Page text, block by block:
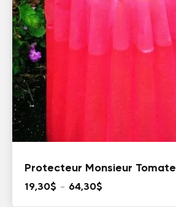
Protecteur Monsieur Tomate
19,30$ – 64,30$